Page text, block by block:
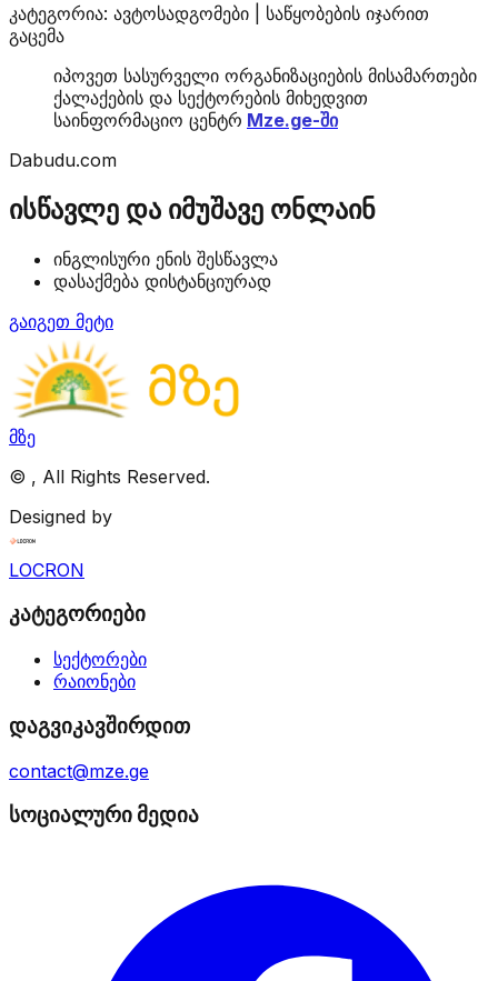
კატეგორია: ავტოსადგომები | საწყობების იჯარით
გაცემა
იპოვეთ სასურველი ორგანიზაციების მისამართები
ქალაქების და სექტორების მიხედვით
საინფორმაციო ცენტრ Mze.ge-ში
Dabudu.com
ისწავლე და იმუშავე ონლაინ
ინგლისური ენის შესწავლა
დასაქმება დისტანციურად
გაიგეთ მეტი
მზე
© , All Rights Reserved.
Designed by
LOCRON
კატეგორიები
სექტორები
რაიონები
დაგვიკავშირდით
contact@mze.ge
სოციალური მედია